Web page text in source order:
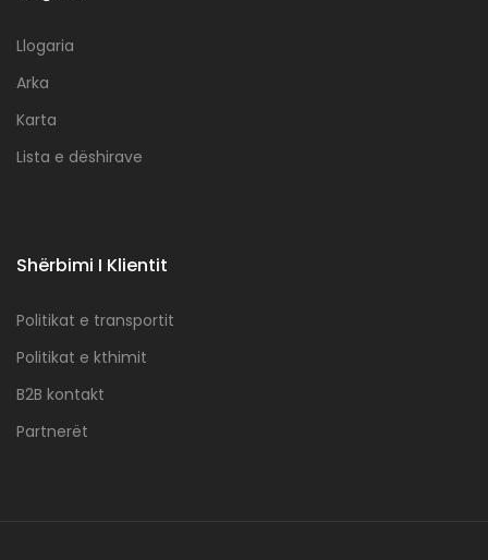
Llogaria
Arka
Karta
Lista e dëshirave
Shërbimi I Klientit
Politikat e transportit
Politikat e kthimit
B2B kontakt
Partnerët